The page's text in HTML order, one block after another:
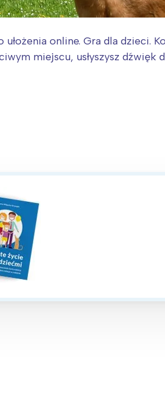
ułożenia online. Gra dla dzieci.
miejscu, usłyszysz dźwięk